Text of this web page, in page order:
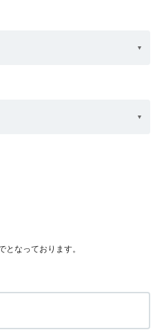
なっております。